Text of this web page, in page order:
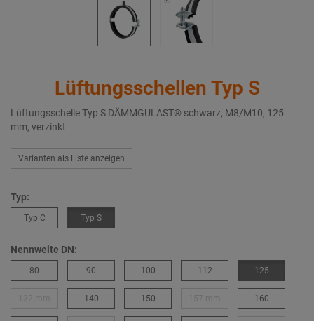
Lüftungsschellen Typ S
Lüftungsschelle Typ S DÄMMGULAST® schwarz, M8/M10, 125
mm, verzinkt
Varianten als Liste anzeigen
Typ:
Typ C Typ S
Nennweite DN:
80 90 100 112 125
140 150 160